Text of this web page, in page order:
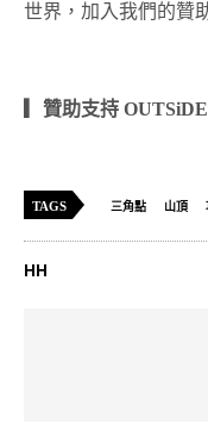
世界，加入我們的贊
▎贊助支持
TAGS 三角點 山頂
HH